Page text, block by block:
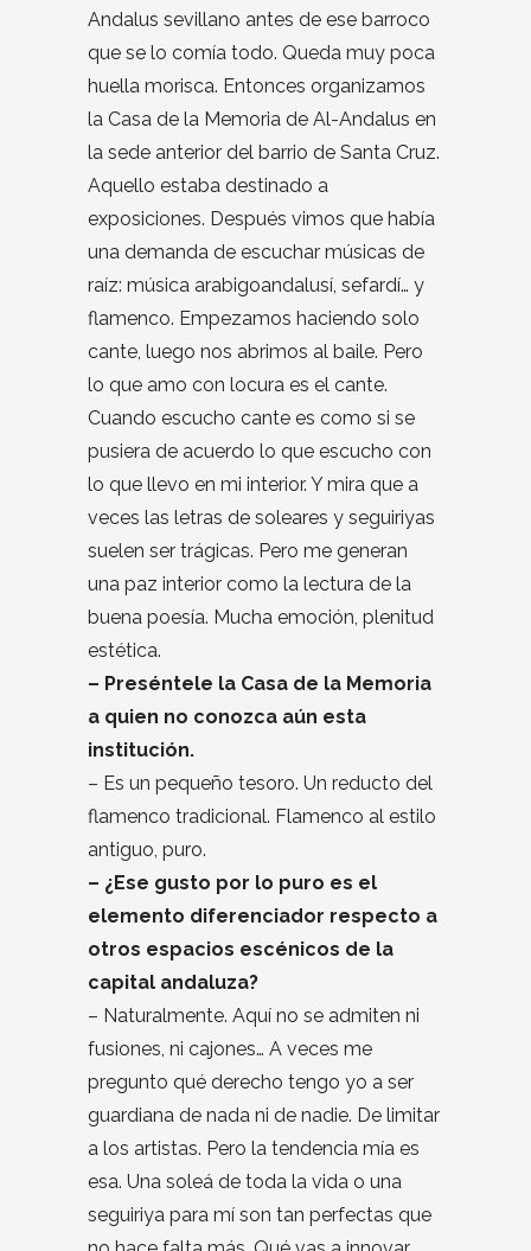
Andalus sevillano antes de ese barroco
que se lo comía todo. Queda muy poca
huella morisca. Entonces organizamos
la Casa de la Memoria de Al-Andalus en
la sede anterior del barrio de Santa Cruz.
Aquello estaba destinado a
exposiciones. Después vimos que había
una demanda de escuchar músicas de
raíz: música arabigoandalusí, sefardí… y
flamenco. Empezamos haciendo solo
cante, luego nos abrimos al baile. Pero
lo que amo con locura es el cante.
Cuando escucho cante es como si se
pusiera de acuerdo lo que escucho con
lo que llevo en mi interior. Y mira que a
veces las letras de soleares y seguiriyas
suelen ser trágicas. Pero me generan
una paz interior como la lectura de la
buena poesía. Mucha emoción, plenitud
estética.
– Preséntele la Casa de la Memoria
a quien no conozca aún esta
institución.
– Es un pequeño tesoro. Un reducto del
flamenco tradicional. Flamenco al estilo
antiguo, puro.
– ¿Ese gusto por lo puro es el
elemento diferenciador respecto a
otros espacios escénicos de la
capital andaluza?
– Naturalmente. Aquí no se admiten ni
fusiones, ni cajones… A veces me
pregunto qué derecho tengo yo a ser
guardiana de nada ni de nadie. De limitar
a los artistas. Pero la tendencia mía es
esa. Una soleá de toda la vida o una
seguiriya para mí son tan perfectas que